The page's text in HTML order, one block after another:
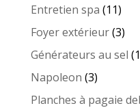
Entretien spa 1111
Foyer extérieur 33
Générateurs au sel 1
Napoleon 33
produits
Planches à pagaie